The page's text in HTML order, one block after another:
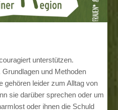
unterstützen.
und Methoden
gehören leider zum Alltag von
sie darüber sprechen oder um
oder ihnen die Schuld